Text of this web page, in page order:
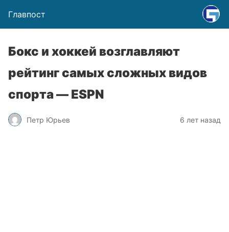
Главпост
Бокс и хоккей возглавляют
рейтинг самых сложных видов
спорта — ESPN
Петр Юрьев 6 лет назад